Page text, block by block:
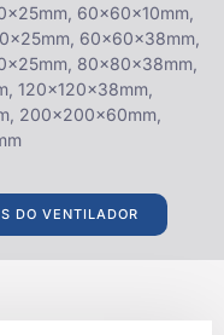
60x60x10mm,
60x60x38mm,
80x80x38mm,
120x120x38mm,
200x200x60mm,
DO VENTILADOR